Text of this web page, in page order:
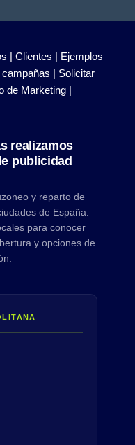
| Clientes | Ejemplos
| Solicitar
de Marketing |
realizamos
publicidad
y reparto de
de España.
para conocer
y opciones de